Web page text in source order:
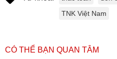
TNK Việt Nam
CÓ THỂ BẠN QUAN TÂM